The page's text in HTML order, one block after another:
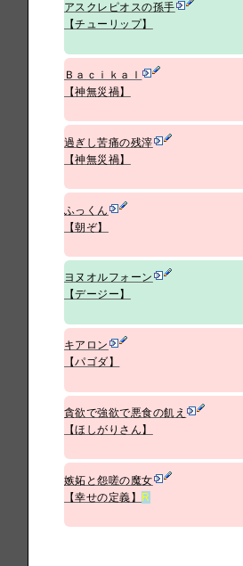
アスクレピオスの孫手
【チューリップ】
Ｂａｃｉｋａｌ
【神無災禍】
過ぎし苦痛の残滓
【神無災禍】
ふっくん
【朝ぞ】
ヨヌオルフォーン
【デージー】
キアロン
【パゴダ】
貪欲で強欲で悪食の飢え
【ほしがりさん】
嫉妬と怨嗟の魔女
【幸せの定義】 R